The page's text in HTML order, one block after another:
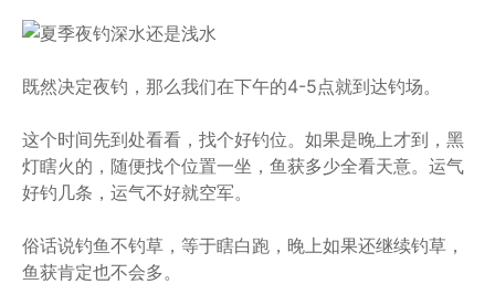
既然决定夜钓，那么我们在下午的4-5点就到达钓场。
这个时间先到处看看，找个好钓位。如果是晚上才到，黑
灯瞎火的，随便找个位置一坐，鱼获多少全看天意。运气
好钓几条，运气不好就空军。
俗话说钓鱼不钓草，等于瞎白跑，晚上如果还继续钓草，
鱼获肯定也不会多。